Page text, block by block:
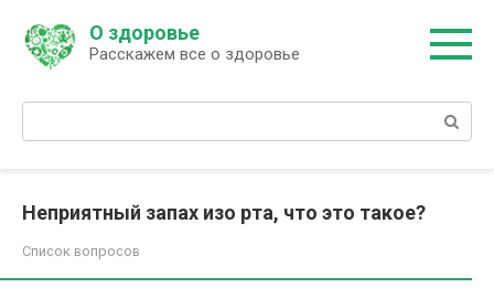
контенту
О здоровье
Расскажем все о здоровье
Поиск:
Неприятный запах изо рта, что это такое?
Список вопросов